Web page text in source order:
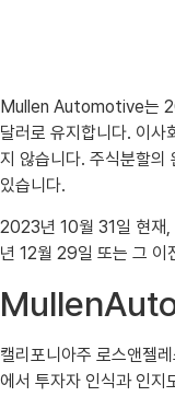
Mullen Automotive는
달러로 유지합니다. 이사
지 않습니다. 주식분할의
있습니다.
2023년 10월 31일 현재
년 12월 29일 또는 그 이
캘리포니아주 로스앤젤
에서 투자자 인식과 인지